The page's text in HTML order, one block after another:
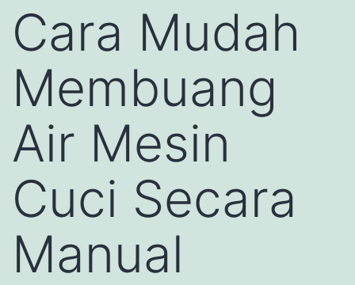
Cara Mudah
Membuang
Air Mesin
Cuci Secara
Manual